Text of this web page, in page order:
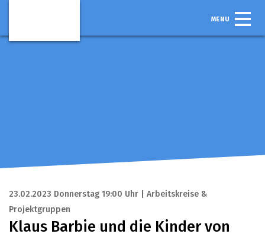
MENU
23.02.2023 Donnerstag 19:00 Uhr | Arbeitskreise &
Projektgruppen
Klaus Barbie und die Kinder von